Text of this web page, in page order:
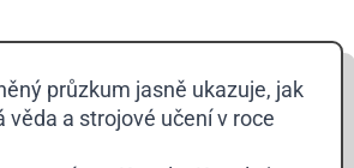
průzkum jasně ukazuje, jak
věda a strojové učení v roce